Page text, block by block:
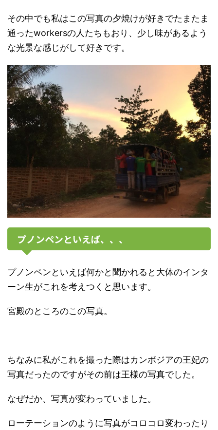
その中でも私はこの写真の夕焼けが好きでたまたま
通ったworkersの人たちもおり、少し味があるよう
な光景な感じがして好きです。
プノンペンといえば、、、
プノンペンといえば何かと聞かれると大体のインタ
ーン生がこれを考えつくと思います。
宮殿のところのこの写真。
ちなみに私がこれを撮った際はカンボジアの王妃の
写真だったのですがその前は王様の写真でした。
なぜだか、写真が変わっていました。
ローテーションのように写真がコロコロ変わったり